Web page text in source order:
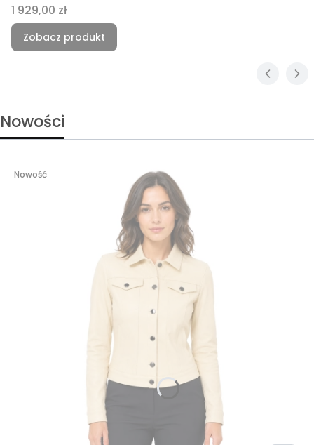
Cena
1 929,00 zł
Zobacz produkt
Nowości
Nowość